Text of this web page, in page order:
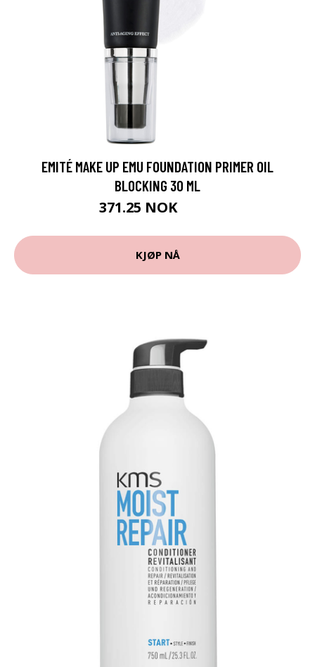
EMITÉ MAKE UP EMU FOUNDATION PRIMER OIL
BLOCKING 30 ML
371.25 NOK
KJØP NÅ